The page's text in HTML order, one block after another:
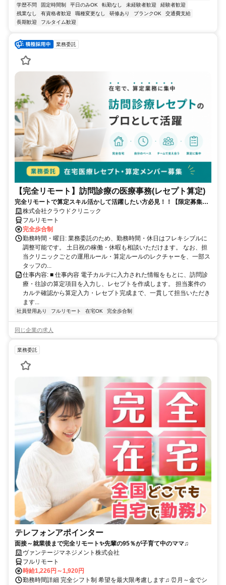
学歴不問 固定時間制 平日のみOK 転勤なし 未経験者歓迎
経験者歓迎
残業なし
有資格者歓迎 職種変更なし 研修あり ブランクOK
交通費支給
長期歓迎
フルタイム歓迎
業務委託
【完全リモート】訪問診療の医療事務(レセプト算定)
完全リモートで算定スキル活かして活躍したい方必見！！【限定募集】
完全リモート｜在宅医療レセプト算定（成果報酬型／業務委託）
株式会社クラウドクリニック
フルリモート
完全歩合制
勤務時間・曜日: 業務委託のため、勤務時間・休日はフレキシブルに
調整可能です。 土日祝の稼働・休暇も相談いただけます。 なお、担
当クリニックごとの運用ルール・算定ルールのレクチャーを、一部ス
タッフの...
仕事内容: ■ 仕事内容 電子カルテに入力された情報をもとに、訪問診
療・往診の算定項目を入力し、レセプトを作成します。 担当案件の
カルテ確認から算定入力・レセプト完成まで、一貫して担当いただき
ます...
社員登用あり フルリモート 在宅OK 完全歩合制
同じ企業の求人
業務委託
テレフォンアポインター
面接～就業後まで完全リモート✨先輩の95％が子育て中のママ♫
ヴァンテージマネジメント株式会社
フルリモート
時給1,226円～1,920円
勤務時間詳細 完全シフト制 希望を最大限考慮します♫ ⏰月～金でシ